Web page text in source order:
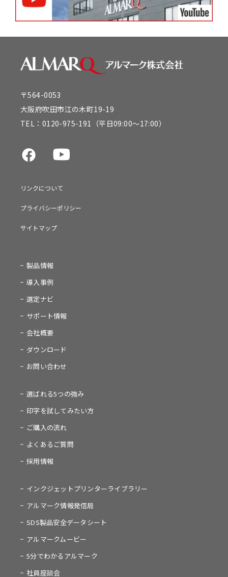
〒564-0053
大阪府吹田市江の木町19-19
TEL： 0120-975-191 （平日09:00～17:00）
リンクについて
プライバシーポリシー
サイトマップ
製品情報
導入事例
選定ナビ
サポート情報
会社概要
ダウンロード
お問い合わせ
選ばれる5つの強み
印字を試してみたい方
ご購入の流れ
よくあるご質問
採用情報
インクジェットプリンターライブラリー
アルマーク情報発信局
SDS製品安全データシート
アルマークムービー
5分でわかるアルマーク
社員座談会